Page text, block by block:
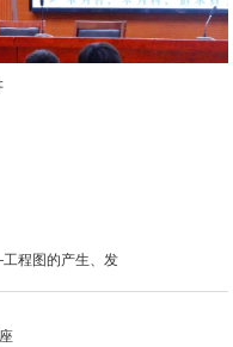
程图的产生、发